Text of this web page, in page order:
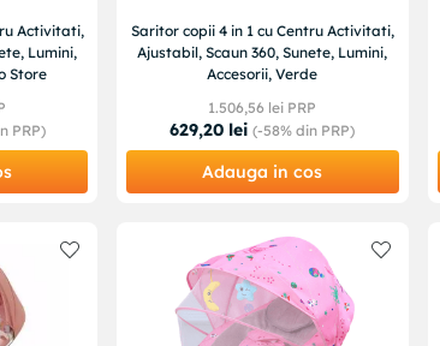
Activitati,
Lumini,
Store
PRP)
Saritor copii 4 in 1 cu Centru Activitati,
Ajustabil, Scaun 360, Sunete, Lumini,
Accesorii, Verde
1.506,56 lei PRP
629,20 lei (-58% din PRP)
Adauga in cos